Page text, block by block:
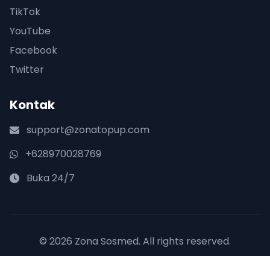
TikTok
YouTube
Facebook
Twitter
Kontak
support@zonatopup.com
+628970028769
Buka 24/7
© 2026 Zona Sosmed. All rights reserved.